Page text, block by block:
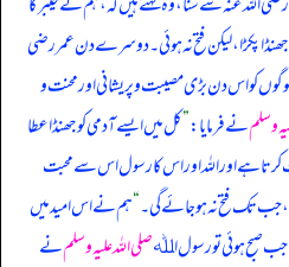
جھنڈا پکڑا، لیکن فتح نہ ہوئی۔ دوسرے دن عمر رضی
لوگوں کو اس دن بڑی مصیبت و پریشانی اور محنت و
وسلمنے فرمایا:”کل میں ایسے آدمی کو جھنڈا عطا
ہے اور اللہ اور اس کا رسول اس سے محبت
تک فتح نہ ہو جائے گی۔“ہم نے اس امید میں
جب صبح ہوئی تو رسول اﷲصلی اللہ علیہ وسلمنے